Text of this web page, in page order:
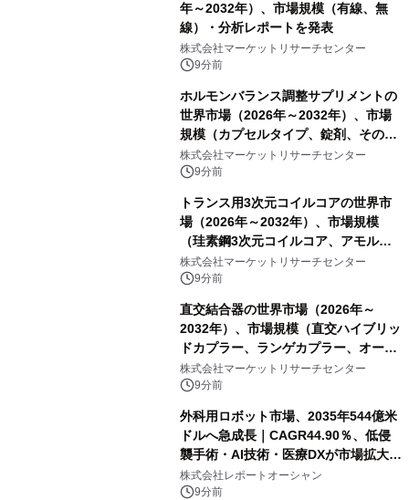
年～2032年）、市場規模（有線、無
線）・分析レポートを発表
株式会社マーケットリサーチセンター
9分前
ホルモンバランス調整サプリメントの
世界市場（2026年～2032年）、市場
規模（カプセルタイプ、錠剤、その
他）・分析レポートを発表
株式会社マーケットリサーチセンター
9分前
トランス用3次元コイルコアの世界市
場（2026年～2032年）、市場規模
（珪素鋼3次元コイルコア、アモルフ
ァス合金3次元コイルコア）・分析レ
ポートを発表
株式会社マーケットリサーチセンター
9分前
直交結合器の世界市場（2026年～
2032年）、市場規模（直交ハイブリッ
ドカプラー、ランゲカプラー、オーバ
ーレイカプラー、その他）・分析レポ
ートを発表
株式会社マーケットリサーチセンター
9分前
外科用ロボット市場、2035年544億米
ドルへ急成長｜CAGR44.90％、低侵
襲手術・AI技術・医療DXが市場拡大を
牽引
株式会社レポートオーシャン
9分前